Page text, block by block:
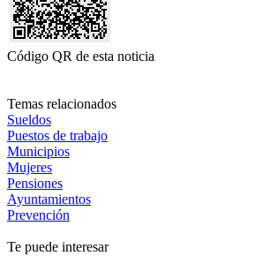
Código QR de esta noticia
Temas relacionados
Sueldos
Puestos de trabajo
Municipios
Mujeres
Pensiones
Ayuntamientos
Prevención
Te puede interesar